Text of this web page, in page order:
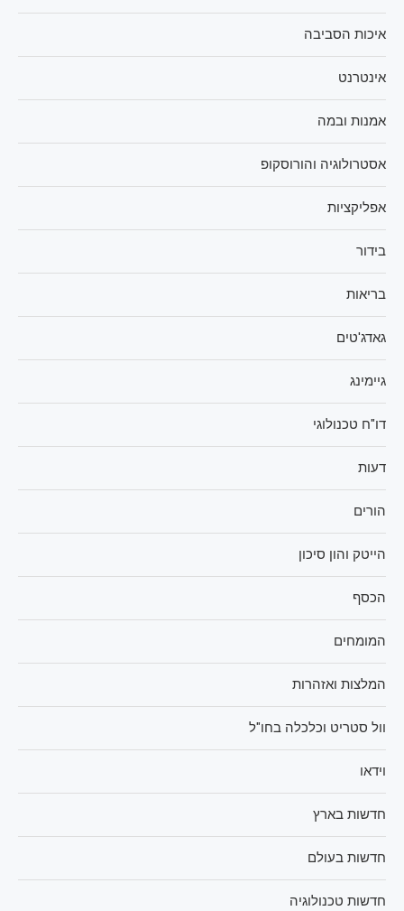
איכות הסביבה
אינטרנט
אמנות ובמה
אסטרולוגיה והורוסקופ
אפליקציות
בידור
בריאות
גאדג'טים
גיימינג
דו"ח טכנולוגי
דעות
הורים
הייטק והון סיכון
הכסף
המומחים
המלצות ואזהרות
וול סטריט וכלכלה בחו"ל
וידאו
חדשות בארץ
חדשות בעולם
חדשות טכנולוגיה